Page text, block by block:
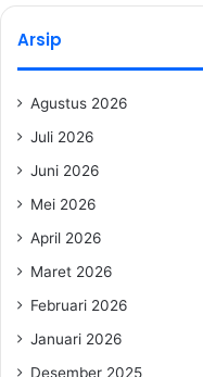
Arsip
Agustus 2026
Juli 2026
Juni 2026
Mei 2026
April 2026
Maret 2026
Februari 2026
Januari 2026
Desember 2025